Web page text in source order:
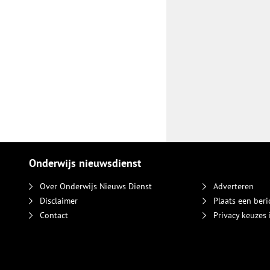
Onderwijs nieuwsdienst
Over Onderwijs Nieuws Dienst
Disclaimer
Contact
Adverteren
Plaats een
Privacy